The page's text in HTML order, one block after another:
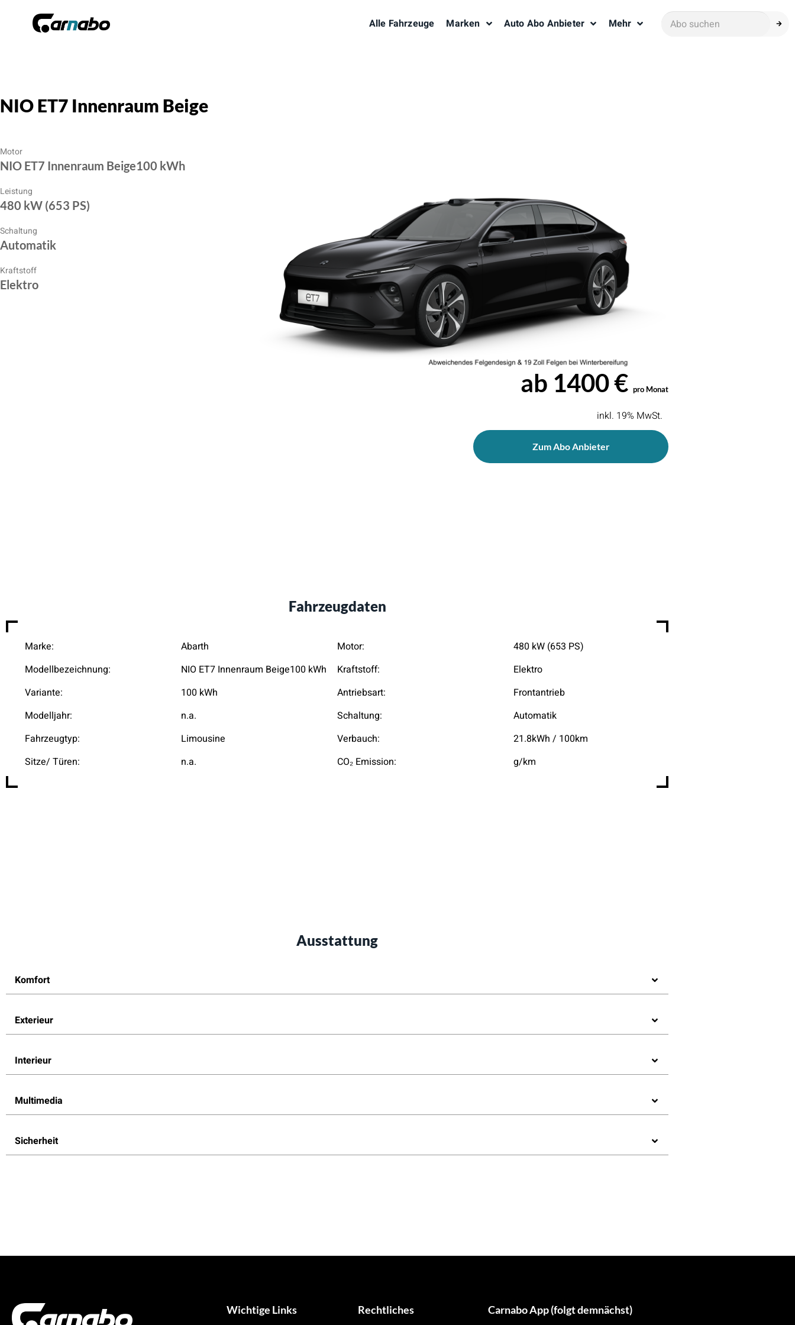
Alle Fahrzeuge Marken Auto Abo Anbieter Mehr
NIO ET7 Innenraum Beige
Motor
NIO ET7 Innenraum Beige100 kWh
Leistung
480 kW (653 PS)
Schaltung
Automatik
Kraftstoff
Elektro
ab 1400 € pro Monat
inkl. 19% MwSt.
Zum Abo Anbieter
Fahrzeugdaten
Marke:
Modellbezeichnung:
Variante:
Modelljahr:
Fahrzeugtyp:
Sitze/ Türen:
Abarth
NIO ET7 Innenraum Beige100 kWh
100 kWh
n.a.
Limousine
n.a.
Motor:
Kraftstoff:
Antriebsart:
Schaltung:
Verbauch:
CO₂ Emission:
480 kW (653 PS)
Elektro
Frontantrieb
Automatik
21.8kWh / 100km
g/km
Ausstattung
Komfort
Exterieur
Interieur
Multimedia
Sicherheit
Wichtige Links Rechtliches Carnabo App (folgt demnächst)